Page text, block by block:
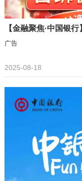
【金融聚焦·中国银
广告
2025-08-18